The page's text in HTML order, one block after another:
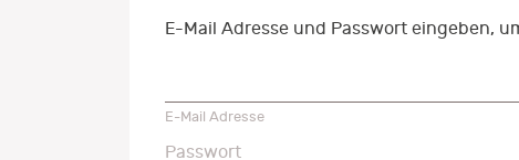
E-Mail Adresse und Passwort eingeben,
E-Mail Adresse
Passwort
Passwort